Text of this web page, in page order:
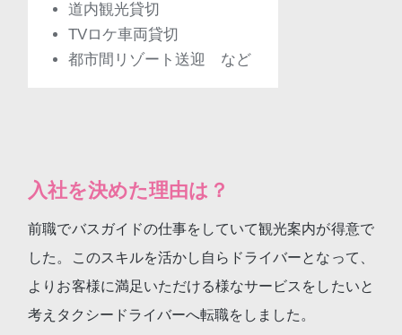
道内観光貸切
TVロケ車両貸切
都市間リゾート送迎 など
入社を決めた理由は？
前職でバスガイドの仕事をしていて観光案内が得意で
した。このスキルを活かし自らドライバーとなって、
よりお客様に満足いただける様なサービスをしたいと
考えタクシードライバーへ転職をしました。